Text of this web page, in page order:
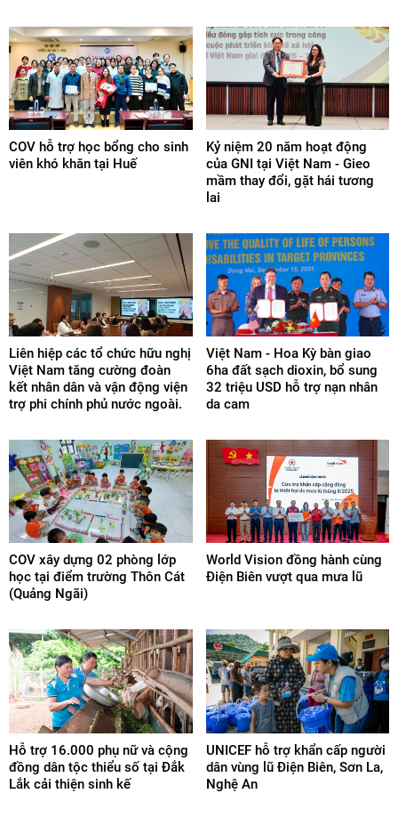
COV hỗ trợ học bổng cho sinh
viên khó khăn tại Huế
Kỷ niệm 20 năm hoạt động
của GNI tại Việt Nam - Gieo
mầm thay đổi, gặt hái tương
lai
Liên hiệp các tổ chức hữu nghị
Việt Nam tăng cường đoàn
kết nhân dân và vận động viện
trợ phi chính phủ nước ngoài.
Việt Nam - Hoa Kỳ bàn giao
6ha đất sạch dioxin, bổ sung
32 triệu USD hỗ trợ nạn nhân
da cam
COV xây dựng 02 phòng lớp
học tại điểm trường Thôn Cát
(Quảng Ngãi)
World Vision đồng hành cùng
Điện Biên vượt qua mưa lũ
Hỗ trợ 16.000 phụ nữ và cộng
đồng dân tộc thiểu số tại Đắk
Lắk cải thiện sinh kế
UNICEF hỗ trợ khẩn cấp người
dân vùng lũ Điện Biên, Sơn La,
Nghệ An